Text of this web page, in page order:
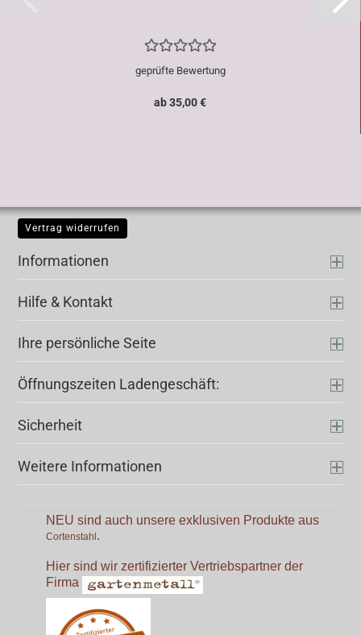
geprüfte Bewertung
ab 35,00 €
Vertrag widerrufen
Informationen
Hilfe & Kontakt
Ihre persönliche Seite
Öffnungszeiten Ladengeschäft:
Sicherheit
Weitere Informationen
NEU sind auch unsere exklusiven Produkte aus
Cortenstahl.
Hier sind wir zertifizierter Vertriebspartner der
Firma